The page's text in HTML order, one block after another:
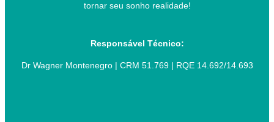
tornar seu sonho realidade!
Responsável Técnico:
Dr Wagner Montenegro | CRM 51.769 | RQE 14.692/14.693